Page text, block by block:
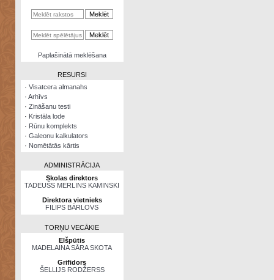
kalkulators
NomētātāsPaplašinātā meklēšana
RESURSI
· Visatcera almanahs
· Arhīvs
· Zināšanu testi
· Kristāla lode
· Rūnu komplekts
· Galeonu kalkulators
· Nomētātās kārtis
ADMINISTRĀCIJA
Skolas direktors
TADEUŠS MERLINS KAMINSKI
Direktora vietnieks
FILIPS BĀRLOVS
TORŅU VECĀKIE
Elšpūtis
MADELAINA SĀRA SKOTA
Grifidors
ŠELLIJS RODŽERSS